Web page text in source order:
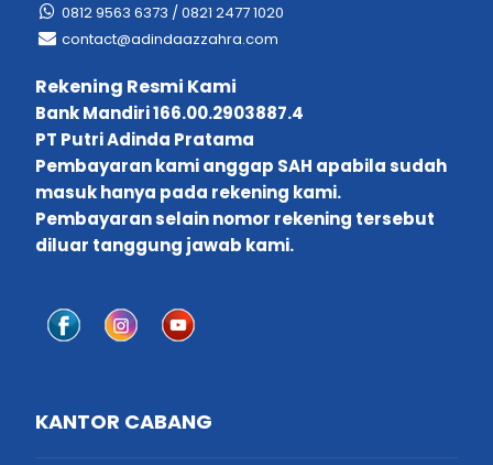
0812 9563 6373 / 0821 2477 1020
contact@adindaazzahra.com
Rekening Resmi Kami
Bank Mandiri 166.00.2903887.4
PT Putri Adinda Pratama
Pembayaran kami anggap SAH apabila sudah
masuk hanya pada rekening kami.
Pembayaran selain nomor rekening tersebut
diluar tanggung jawab kami.
KANTOR CABANG